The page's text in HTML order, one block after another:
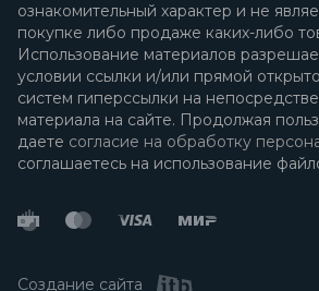
ознакомительный характер и не
покупке либо продаже каких-либо
Использование материалов
условии ссылки и/или прямой
систем гиперссылки на
материала на сайте. Продолжая
даете согласие на обработку
соглашаетесь на использование
Создание сайта